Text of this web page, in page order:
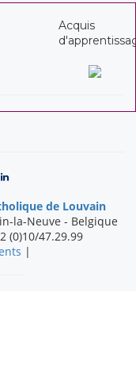
Acquis
de Louvain
la-Neuve - Belgique
(0)10/47.29.99
|